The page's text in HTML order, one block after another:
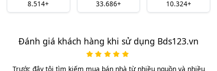
8.514+
33.686+
10.324+
Đánh giá khách hàng khi sử dụng Bds123.vn
Trước đây tôi tìm kiếm mua bán nhà từ nhiều nguồn và nhiều